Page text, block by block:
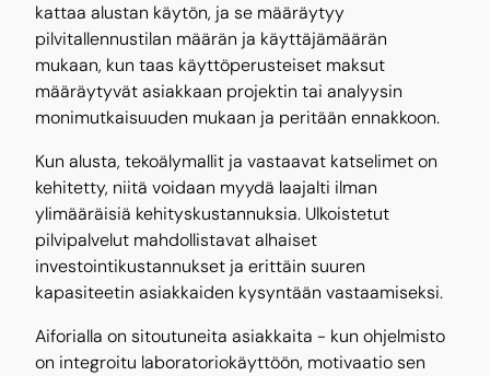
kattaa alustan käytön, ja se määräytyy
pilvitallennustilan määrän ja käyttäjämäärän
mukaan, kun taas käyttöperusteiset maksut
määräytyvät asiakkaan projektin tai analyysin
monimutkaisuuden mukaan ja peritään ennakkoon.
Kun alusta, tekoälymallit ja vastaavat katselimet on
kehitetty, niitä voidaan myydä laajalti ilman
ylimääräisiä kehityskustannuksia. Ulkoistetut
pilvipalvelut mahdollistavat alhaiset
investointikustannukset ja erittäin suuren
kapasiteetin asiakkaiden kysyntään vastaamiseksi.
Aiforialla on sitoutuneita asiakkaita - kun ohjelmisto
on integroitu laboratoriokäyttöön, motivaatio sen